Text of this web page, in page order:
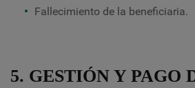
Fallecimiento de la beneficiaria.
5. GESTIÓN Y PAGO